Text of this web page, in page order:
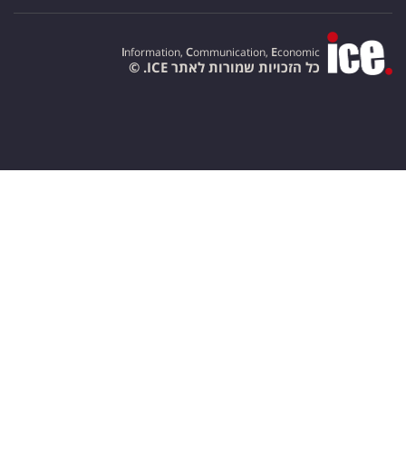
Information, Communication, Economic
כל הזכויות שמורות לאתר ICE. ©